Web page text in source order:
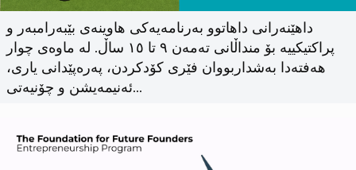
داهێنەرانی داهاتوو بەرنامەیەکی هاوینەی بێبەرامبەر و
پراکتیکییە بۆ منداڵانی تەمەن ٩ تا ١٥ ساڵ. لە ماوەی چوار
هەفتەدا بەشداربووان فێری کۆدکردن، پەرەپێدانی یاری،
ئەنیمەیشن و چۆنیەتی…